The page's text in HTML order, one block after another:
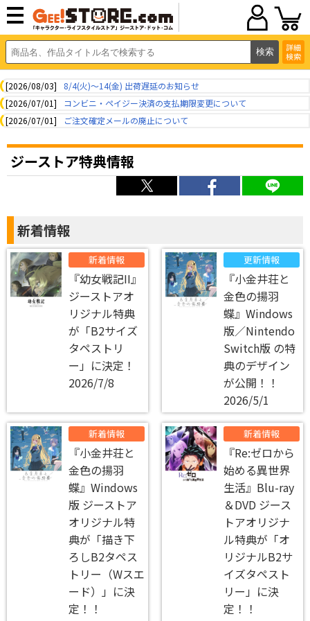
詳細
検索
[2026/08/03]
8/4(火)～14(金) 出荷遅延のお知らせ
[2026/07/01]
コンビニ・ペイジー決済の支払期限変更について
[2026/07/01]
ご注文確定メールの廃止について
ジーストア特典情報
新着情報
新着情報
『幼女戦記II』
ジーストアオ
リジナル特典
が「B2サイズ
タペストリ
ー」に決定！
2026/7/8
更新情報
『小金井荘と
金色の揚羽
蝶』Windows
版／Nintendo
Switch版 の特
典のデザイン
が公開！！
2026/5/1
新着情報
『小金井荘と
金色の揚羽
蝶』Windows
版 ジーストア
オリジナル特
典が「描き下
ろしB2タペス
トリー（Wスエ
ード）」に決
定！！
新着情報
『Re:ゼロから
始める異世界
生活』Blu-ray
＆DVD ジース
トアオリジナ
ル特典が「オ
リジナルB2サ
イズタペスト
リー」に決
定！！